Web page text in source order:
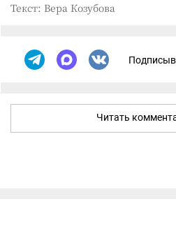
Текст: Вера Козубова
Читать